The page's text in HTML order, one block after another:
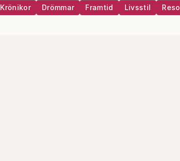
Krönikor Drömmar Framtid Livsstil